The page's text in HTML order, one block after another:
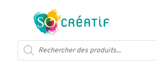
contenu
Recherche
de
produits